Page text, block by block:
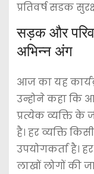
प्रतिवर्ष सडक
सड़क और
अभिन्न अंग
आज का यह
उन्होने कहा कि
प्रत्येक व्यक्ति
है। हर व्यक्ति
उपयोगकर्ता है।
लाखों लोगों की